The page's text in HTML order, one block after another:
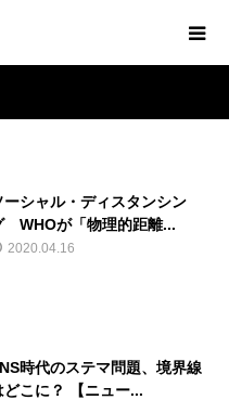
ーシャル・ディスタンシン
WHOが「物理的距離...
2020.04.16
時代のステマ問題、境界線
どこに？ 【ニュー...